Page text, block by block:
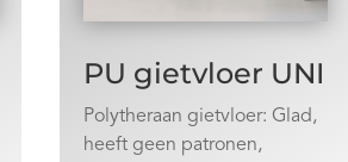
PU gietvloer UNI
Polytheraan gietvloer: Glad,
heeft geen patronen,